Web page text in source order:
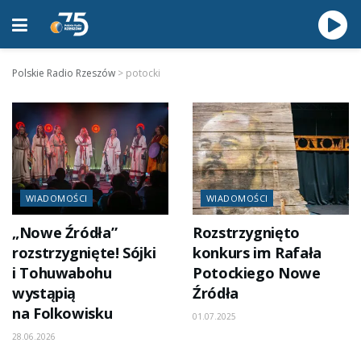
Polskie Radio Rzeszów > potocki
WIADOMOŚCI
„Nowe Źródła”
rozstrzygnięte! Sójki
i Tohuwabohu
wystąpią
na Folkowisku
28.06.2026
WIADOMOŚCI
Rozstrzygnięto
konkurs im Rafała
Potockiego Nowe
Źródła
01.07.2025